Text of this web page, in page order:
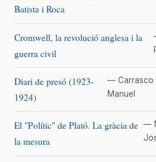
Batista i Roca
Cromwell, la revolució anglesa i la
guerra civil
Diari de presó (1923-
1924)
— Carrasco
Manuel
El "Polític" de Plató. La gràcia de
la mesura
—